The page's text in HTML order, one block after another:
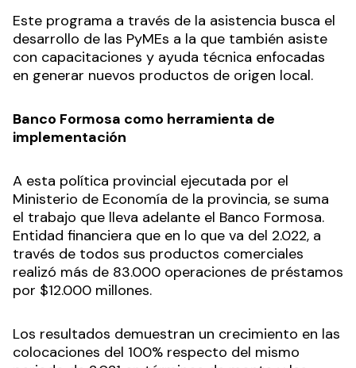
Este programa a través de la asistencia busca el
desarrollo de las PyMEs a la que también asiste
con capacitaciones y ayuda técnica enfocadas
en generar nuevos productos de origen local.
Banco Formosa como herramienta de
implementación
A esta política provincial ejecutada por el
Ministerio de Economía de la provincia, se suma
el trabajo que lleva adelante el Banco Formosa.
Entidad financiera que en lo que va del 2.022, a
través de todos sus productos comerciales
realizó más de 83.000 operaciones de préstamos
por $12.000 millones.
Los resultados demuestran un crecimiento en las
colocaciones del 100% respecto del mismo